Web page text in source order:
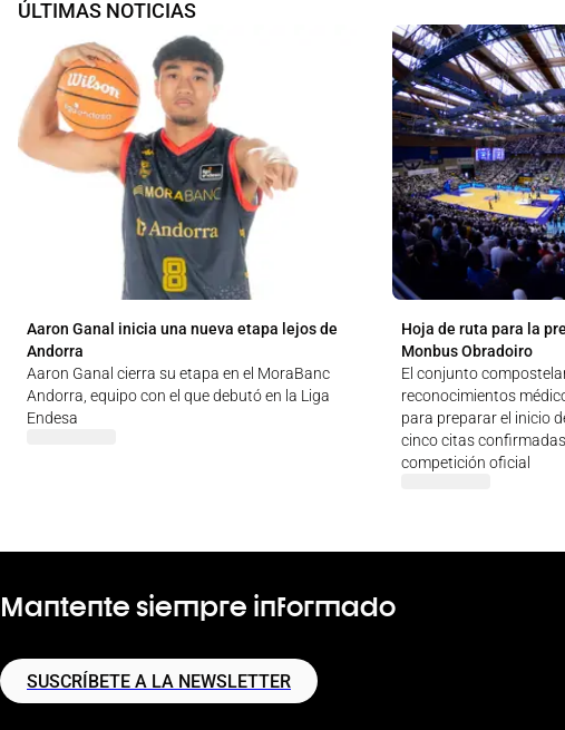
ÚLTIMAS NOTICIAS
Aaron Ganal inicia una nueva etapa lejos de
Andorra
Aaron Ganal cierra su etapa en el MoraBanc
Andorra, equipo con el que debutó en la Liga
Endesa
Hoja de ruta para la
Monbus Obradoiro
El conjunto
reconocimientos
para preparar el inicio
cinco citas
competición oficial
Mantente siempre informado
SUSCRÍBETE A LA NEWSLETTER